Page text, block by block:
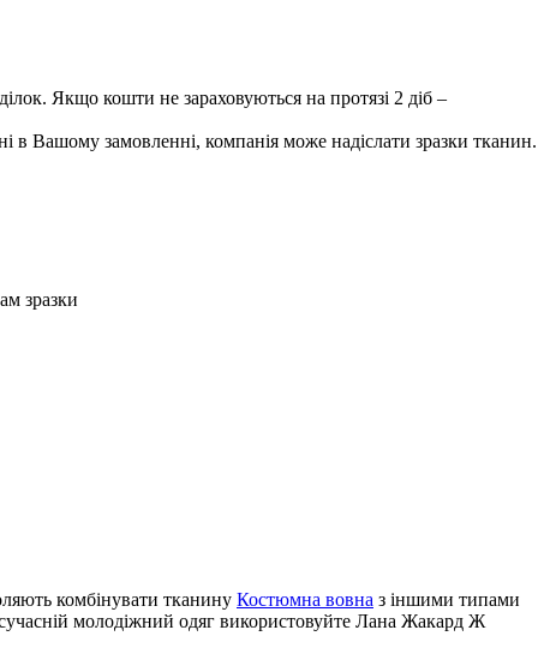
Якщо кошти не зараховуються на протязі 2 діб –
Вашому замовленні, компанія може надіслати зразки тканин.
зразки
комбінувати тканину Костюмна вовна з іншими типами
молодіжний одяг використовуйте Лана Жакард Ж